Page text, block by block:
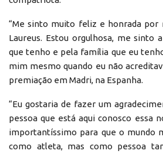
“Me sinto muito feliz e honrada por
Laureus. Estou orgulhosa, me sinto
que tenho e pela família que eu
mim mesmo quando eu não
premiação em Madri, na Espanha.
“Eu gostaria de fazer um
pessoa que está aqui conosco essa
importantíssimo para que o mundo
como atleta, mas como pessoa